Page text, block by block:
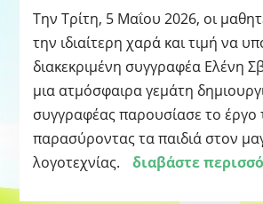
Την Τρίτη, 5 Μαΐου 2026, οι
την ιδιαίτερη χαρά και τιμή να
διακεκριμένη συγγραφέα Ελένη
μια ατμόσφαιρα γεμάτη
συγγραφέας παρουσίασε το έργο
παρασύροντας τα παιδιά στον
λογοτεχνίας.
διαβάστε